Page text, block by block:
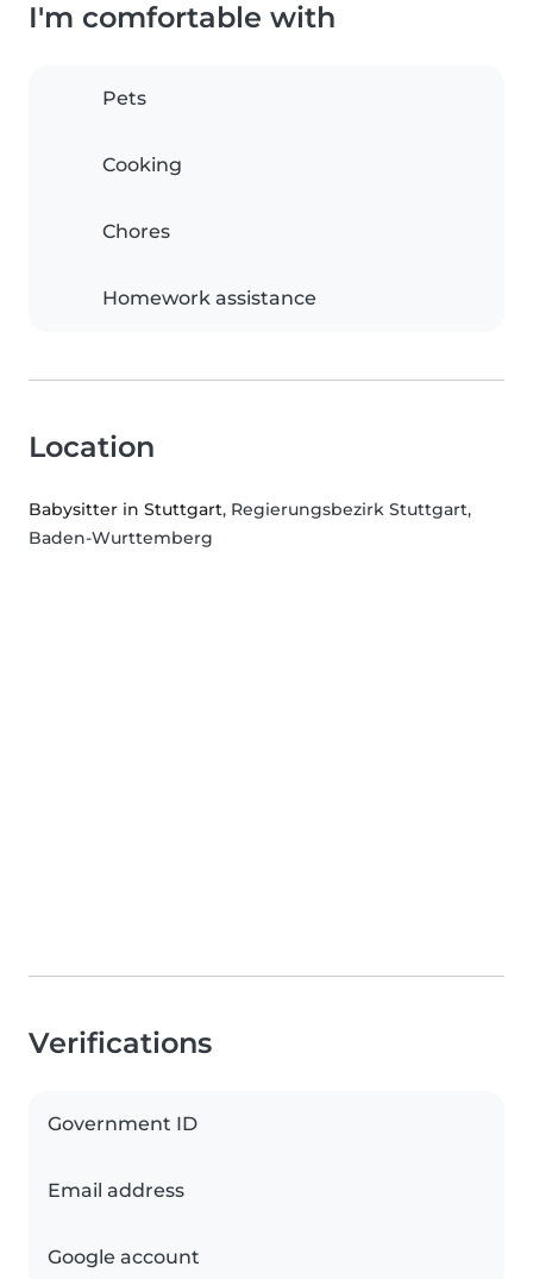
I'm comfortable with
Pets
Cooking
Chores
Homework assistance
Location
Babysitter in Stuttgart, Regierungsbezirk Stuttgart,
Baden-Wurttemberg
Verifications
Government ID
Email address
Google account